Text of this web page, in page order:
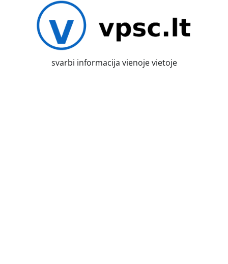
svarbi informacija vienoje vietoje